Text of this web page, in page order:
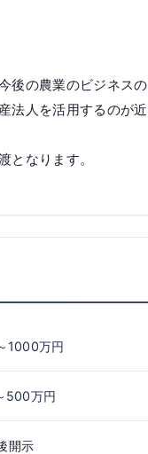
後の農業のビジネス
法人を活用するのが
となります。
1000万円
500万円
開示